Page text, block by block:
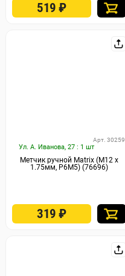
519₽
Ул. А. Иванова, 27 : 1 шт
Арт. 30259
Метчик ручной Matrix (М12 х
1.75мм, Р6М5) (76696)
319₽